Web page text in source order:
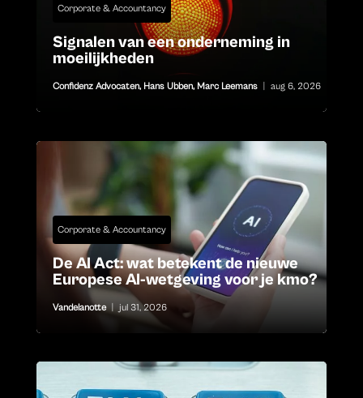
Corporate & Accountancy
Signalen van een onderneming in
moeilijkheden
Confidenz Advocaten, Hans Ubben, Marc Leemans aug 6, 2026
Corporate & Accountancy
De AI Act: wat betekent de nieuwe
Europese AI-wetgeving voor je kmo?
Vandelanotte | jul 31, 2026